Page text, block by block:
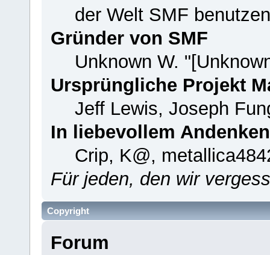
der Welt SMF
Gründer von SMF
Unknown W.
Ursprüngliche Projekt
Jeff Lewis, Joseph
In liebevollem
Crip, K@,
Für jeden, den wir
Copyright
Forum